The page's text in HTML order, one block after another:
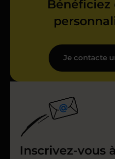
Je contacte
Inscrivez-vous